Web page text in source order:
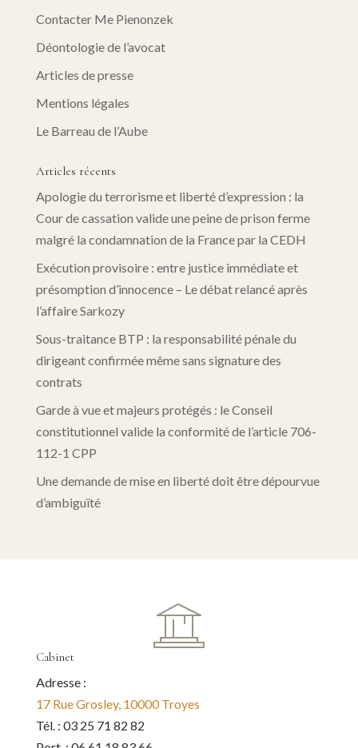
Contacter Me Pienonzek
Déontologie de l’avocat
Articles de presse
Mentions légales
Le Barreau de l’Aube
Articles récents
Apologie du terrorisme et liberté d’expression : la
Cour de cassation valide une peine de prison ferme
malgré la condamnation de la France par la CEDH
Exécution provisoire : entre justice immédiate et
présomption d’innocence – Le débat relancé après
l’affaire Sarkozy
Sous-traitance BTP : la responsabilité pénale du
dirigeant confirmée même sans signature des
contrats
Garde à vue et majeurs protégés : le Conseil
constitutionnel valide la conformité de l’article 706-
112-1 CPP
Une demande de mise en liberté doit être dépourvue
d’ambiguïté
Cabinet
Adresse :
17 Rue Grosley, 10000 Troyes
Tél. : 03 25 71 82 82